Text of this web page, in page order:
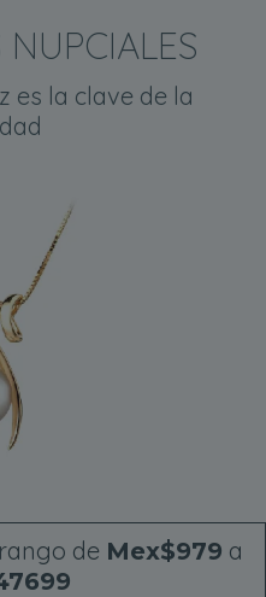
es la clave de la
rango de Mex$979 a